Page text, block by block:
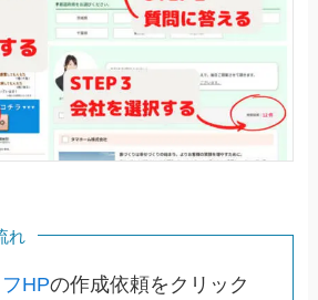
れ
HPの作成依頼をクリック